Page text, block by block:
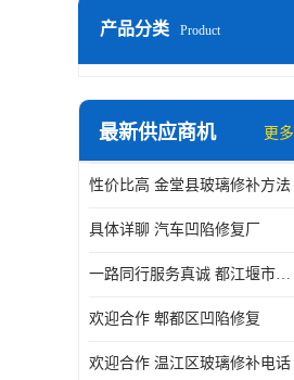
产品分类 Product
最新供应商机 更多
性价比高 金堂县玻璃修补方法
具体详聊 汽车凹陷修复厂
一路同行服务真诚 都江堰市凹陷修复厂商直供
欢迎合作 郫都区凹陷修复
欢迎合作 温江区玻璃修补电话